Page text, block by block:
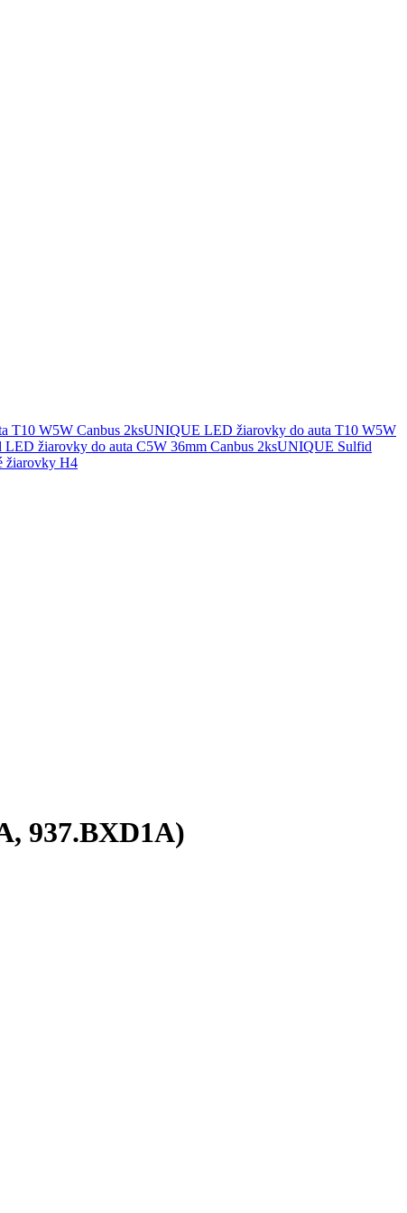
UNIQUE LED žiarovky do auta T10 W5W
UNIQUE Sulfid
žiarovky H4
937.BXD1A)